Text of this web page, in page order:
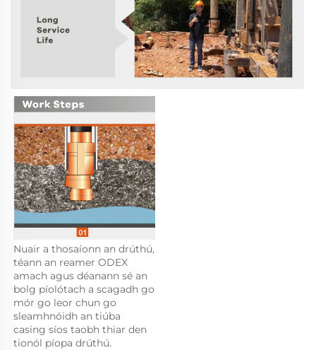
Nuair a thosaíonn an drúthú,
téann an reamer ODEX
amach agus déanann sé an
bolg píolótach a scagadh go
mór go leor chun go
sleamhnóidh an tiúba
casing síos taobh thiar den
tionól píopa drúthú.